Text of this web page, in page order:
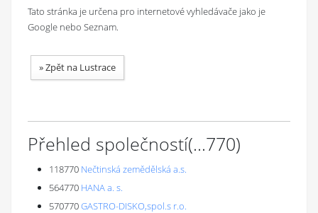
Tato stránka je určena pro internetové vyhledávače jako je
Google nebo Seznam.
»Zpět na Lustrace
Přehled společností(...770)
118770 Nečtinská zemědělská a.s.
564770 HANA a. s.
570770GASTRO-DISKO,spol.s r.o.